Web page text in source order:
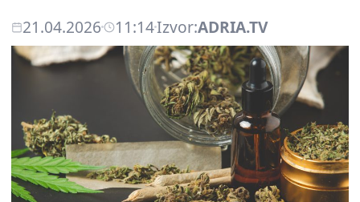
21.04.2026 11:14Izvor:ADRIA.TV